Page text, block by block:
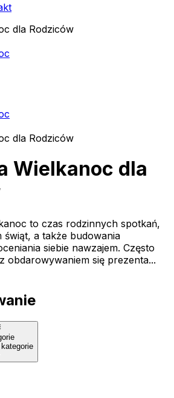
dla Rodziców
dla Rodziców
Wielkanoc dla
to czas rodzinnych spotkań,
a także budowania
siebie nawzajem. Często
obdarowywaniem się prezenta...